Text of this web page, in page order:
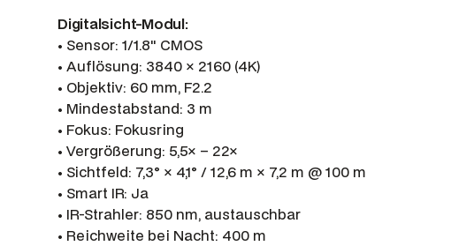
Digitalsicht-Modul:
• Sensor: 1/1.8″ CMOS
• Auflösung: 3840 × 2160 (4K)
• Objektiv: 60 mm, F2.2
• Mindestabstand: 3 m
• Fokus: Fokusring
• Vergrößerung: 5,5× – 22×
• Sichtfeld: 7,3° × 4,1° / 12,6 m × 7,2 m @ 100 m
• Smart IR: Ja
• IR-Strahler: 850 nm, austauschbar
• Reichweite bei Nacht: 400 m